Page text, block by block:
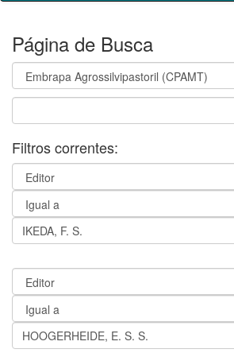
Página de Busca
Filtros correntes: